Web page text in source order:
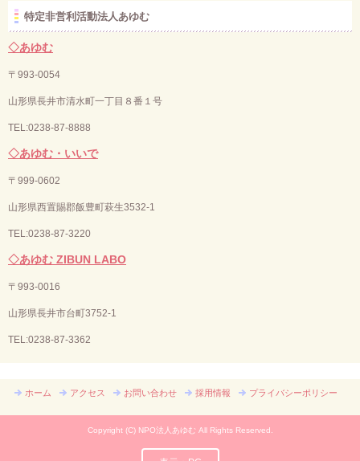
特定非営利活動法人あゆむ
◇あゆむ
〒993-0054
山形県長井市清水町一丁目８番１号
TEL:0238-87-8888
◇あゆむ・いいで
〒 999-0602
山形県西置賜郡飯豊町萩生3532-1
TEL:0238-87-3220
◇あゆむ ZIBUN LABO
〒 993-0016
山形県長井市台町3752-1
TEL:0238-87-3362
ホーム アクセス お問い合わせ 採用情報 プライバシーポリシー
Copyright (C) NPO法人あゆむ All Rights Reserved.